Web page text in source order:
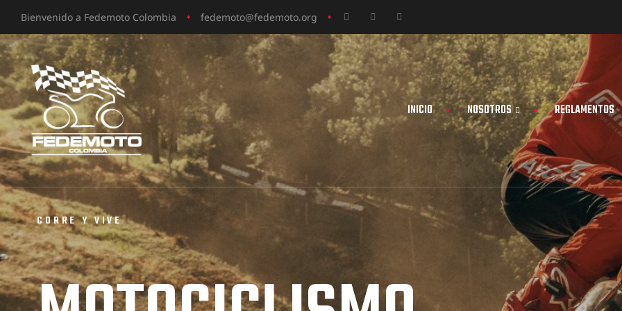
Bienvenido a Fedemoto Colombia fedemoto@fedemoto.org
INICIO NOSOTROS REGLAMENTOS
CORRE Y VIVE